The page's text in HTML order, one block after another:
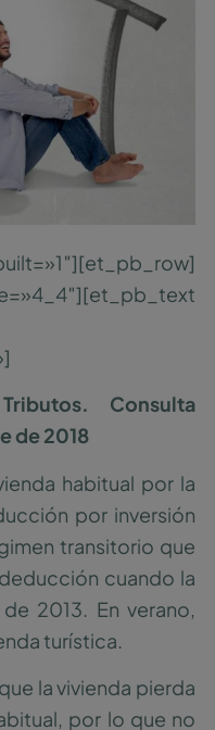
Consulta
de 2018
habitual por la
por inversión
transitorio que
cuando la
2013. En verano,
turística.
la vivienda pierda
por lo que no